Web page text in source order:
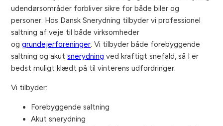
udendørsområder forbliver sikre for både biler og
personer. Hos Dansk Snerydning tilbyder vi professionel
saltning af veje til både virksomheder
oggrundejerforeninger. Vi tilbyder både forebyggende
saltning og akutsnerydning ved kraftigt snefald, så I er
bedst muligt klædt på til vinterens udfordringer.
Vi tilbyder:
Forebyggende saltning
Akut snerydning